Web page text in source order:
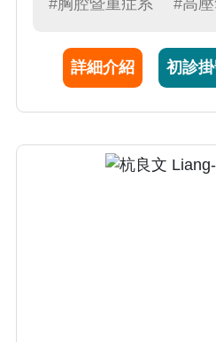
#胸腔暨重症系 #高
詳細介紹 初診